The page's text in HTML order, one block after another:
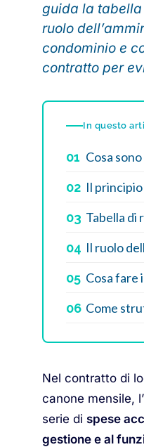
guida la
ruolo
condominio e
contratto per
In questo
01 Cosa
02 Il
03 Tabella di
04 Il ruolo
05 Cosa fare
06 Come
Nel contratto di
canone mensile,
serie di spese
gestione e al